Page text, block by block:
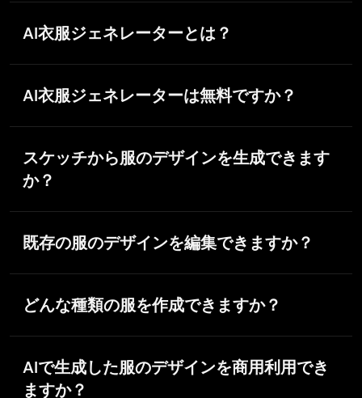
Nov 18, 2025
Ts is so skibbidy dop dop yes yes
I haven’t tried yet so wait
AI衣服ジェネレーターとは？
AI衣服ジェネレーターとは、テキストプロンプトや参
ッションコンセプトを素早く作成し、さまざまなスタ
AI衣服ジェネレーターは無料ですか？
はい。PicLumenでは、AI衣服ジェネレーターを試せる
スケッチから服のデザインを生成できます
か？
はい。スケッチを参考画像としてアップロードする
アルなディテール・カラー・質感を備えた完成度の高
既存の服のデザインを編集できますか？
はい。シンプルなテキストプロンプトやAI画像編集ツ
ディテールを更新し、新しいバリエーションを作成で
どんな種類の服を作成できますか？
ワンピース、Tシャツ、フーディー、ジャケット、ス
子ども服など、幅広いデザインを生成できます。
AIで生成した服のデザインを商用利用でき
ますか？